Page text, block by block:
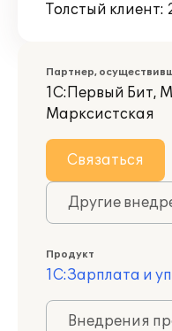
Толстый клиент:
Партнер,
1С:Первый Бит,
Марксистская
Связаться
Другие
Продукт
1С:Зарплата и
Внедрения